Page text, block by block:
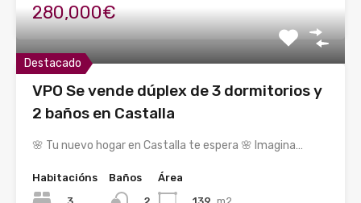
280,000€
Destacado
VPO Se vende dúplex de 3 dormitorios y
2 baños en Castalla
🌸 Tu nuevo hogar en Castalla te espera 🌸 Imagina…
Habitacións
Baños
Área